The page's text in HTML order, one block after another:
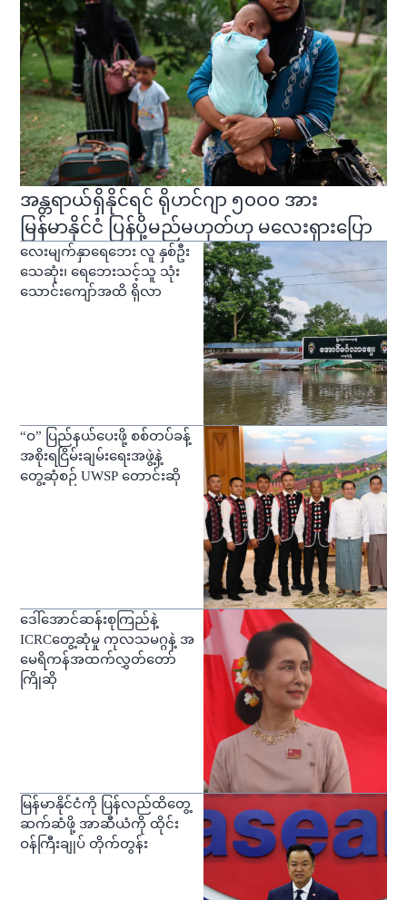
အန္တရာယ်ရှိနိုင်ရင် ရိုဟင်ဂျာ ၅၀၀၀ အား
မြန်မာနိုင်ငံ ပြန်ပို့မည်မဟုတ်ဟု မလေးရှားပြော
လေးမျက်နှာရေဘေး လူ နှစ်ဦး
သေဆုံး၊ ရေဘေးသင့်သူ သုံး
သောင်းကျော်အထိ ရှိလာ
“ဝ” ပြည်နယ်ပေးဖို့ စစ်တပ်ခန့်
အစိုးရငြိမ်းချမ်းရေးအဖွဲ့နဲ့
တွေ့ဆုံစဉ် UWSP တောင်းဆို
ဒေါ်အောင်ဆန်းစုကြည်နဲ့
ICRCတွေ့ဆုံမှု ကုလသမဂ္ဂနဲ့ အ
မေရိကန်အထက်လွှတ်တော်
ကြိုဆို
မြန်မာနိုင်ငံကို ပြန်လည်ထိတွေ့
ဆက်ဆံဖို့ အာဆီယံကို ထိုင်း
ဝန်ကြီးချုပ် တိုက်တွန်း